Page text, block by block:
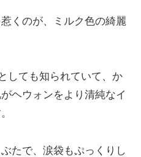
くのが、ミルク色の綺麗
しても知られていて、か
ヘウォンをより清純なイ
たで、涙袋もぷっくりし